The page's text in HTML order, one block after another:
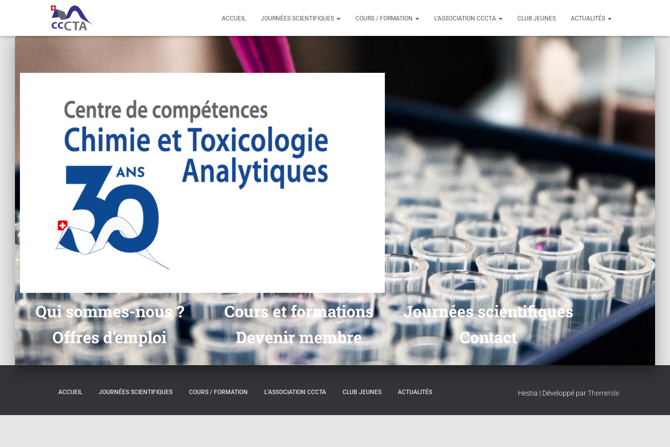
ACCUEIL JOURNÉES SCIENTIFIQUES COURS / FORMATION L’ASSOCIATION CCCTA CLUB JEUNES ACTUALITÉS
Qui sommes-nous ? Cours et formations
Journées scientifiques
Offres d'emploi
Devenir membre Contact
ACCUEIL JOURNÉES SCIENTIFIQUES COURS / FORMATION L’ASSOCIATION CCCTA CLUB JEUNES ACTUALITÉS Hestia | Développé parThemeIsle